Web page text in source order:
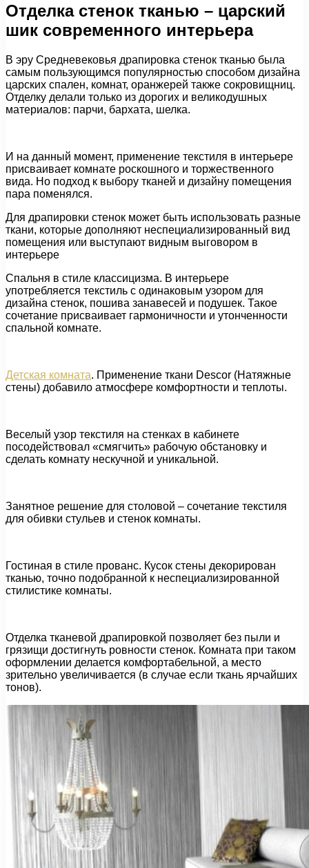
Отделка стенок тканью – царский
шик современного интерьера
В эру Средневековья драпировка стенок тканью была
самым пользующимся популярностью способом дизайна
царских спален, комнат, оранжерей также сокровищниц.
Отделку делали только из дорогих и великодушных
материалов: парчи, бархата, шелка.
И на данный момент, применение текстиля в интерьере
присваивает комнате роскошного и торжественного
вида. Но подход к выбору тканей и дизайну помещения
пара поменялся.
Для драпировки стенок может быть использовать разные
ткани, которые дополняют неспециализированный вид
помещения или выступают видным выговором в
интерьере
Спальня в стиле классицизма. В интерьере
употребляется текстиль с одинаковым узором для
дизайна стенок, пошива занавесей и подушек. Такое
сочетание присваивает гармоничности и утонченности
спальной комнате.
Детская комната. Применение ткани Descor (Натяжные
стены) добавило атмосфере комфортности и теплоты.
Веселый узор текстиля на стенках в кабинете
посодействовал «смягчить» рабочую обстановку и
сделать комнату нескучной и уникальной.
Занятное решение для столовой – сочетание текстиля
для обивки стульев и стенок комнаты.
Гостиная в стиле прованс. Кусок стены декорирован
тканью, точно подобранной к неспециализированной
стилистике комнаты.
Отделка тканевой драпировкой позволяет без пыли и
грязищи достигнуть ровности стенок. Комната при таком
оформлении делается комфортабельной, а место
зрительно увеличивается (в случае если ткань ярчайших
тонов).